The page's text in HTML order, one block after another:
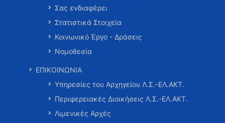
Σας ενδιαφέρει
Στατιστικά Στοιχεία
Κοινωνικό Έργο - Δράσεις
Νομοθεσία
ΕΠΙΚΟΙΝΩΝΙΑ
Υπηρεσίες του Αρχηγείου Λ.Σ.-ΕΛ.ΑΚΤ.
Περιφερειακές Διοικήσεις Λ.Σ.-ΕΛ.ΑΚΤ.
Λιμενικές Αρχές